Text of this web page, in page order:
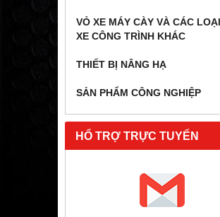
VỎ XE MÁY CÀY VÀ CÁC
XE CÔNG TRÌNH KHÁC
THIẾT BỊ NÂNG HẠ
SẢN PHẨM CÔNG NGHIỆP
HỔ TRỢ TRỰC TUYẾN